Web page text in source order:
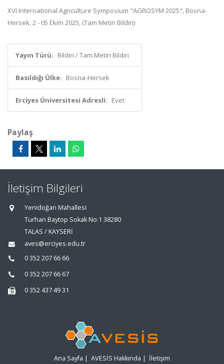
XVI International Agriculture Symposium "AGROSYM 2025", Bosna-
Hersek, 2 - 05 Ekim 2025, (Tam Metin Bildiri)
Yayın Türü: Bildiri / Tam Metin Bildiri
Basıldığı Ülke: Bosna-Hersek
Erciyes Üniversitesi Adresli: Evet
Paylaş
İletişim Bilgileri
Yenidoğan Mahallesi
Turhan Baytop Sokak No:1 38280
TALAS / KAYSERİ
aves@erciyes.edu.tr
0 352 207 66 66
0 352 207 66 67
0 352 437 49 31
Ana Sayfa | AVESİS Hakkında | İletişim